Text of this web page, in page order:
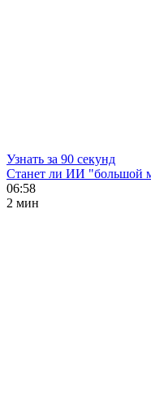
Узнать за 90 секунд
Станет ли ИИ "большой
06:58
2 мин